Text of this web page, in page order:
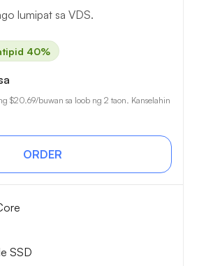
lumipat sa VDS.
40%
$20.69/buwan sa loob ng 2 taon. Kanselahin
ORDER
SSD